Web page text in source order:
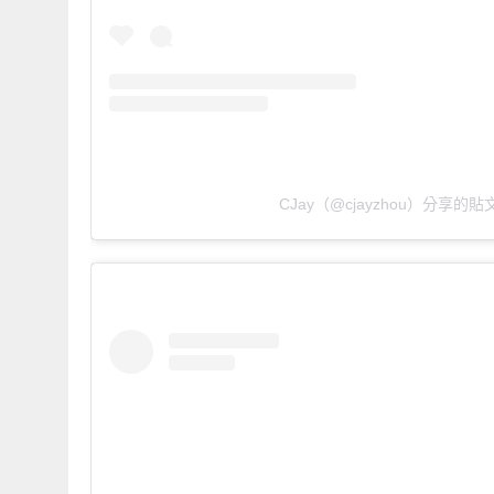
CJay（@cjayzhou）分享的貼